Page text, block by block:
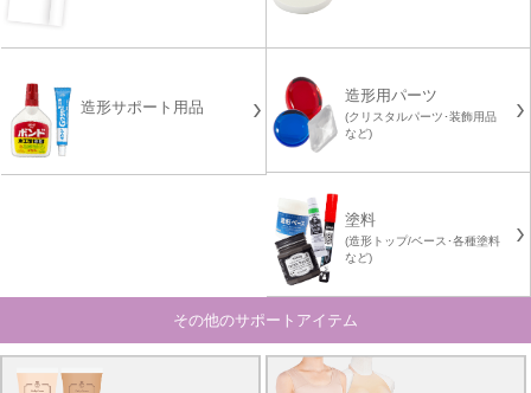
造形サポート用品
造形用パーツ
(クリスタルパーツ･装飾用品
など)
塗料
(造形トップ/ベース･各種塗料
など)
その他のサポートアイテム